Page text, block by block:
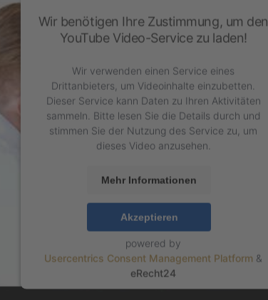
Wir benötigen Ihre Zustimmung, um den
YouTube Video-Service zu laden!
Wir verwenden einen Service eines
Drittanbieters, um Videoinhalte einzubetten.
Dieser Service kann Daten zu Ihren Aktivitäten
sammeln. Bitte lesen Sie die Details durch und
stimmen Sie der Nutzung des Service zu, um
dieses Video anzusehen.
Mehr Informationen
Akzeptieren
powered by
Usercentrics Consent Management Platform &
eRecht24